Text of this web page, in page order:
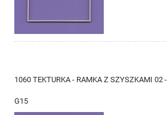
1060 TEKTURKA - RAMKA Z SZYSZKAMI 02
G15